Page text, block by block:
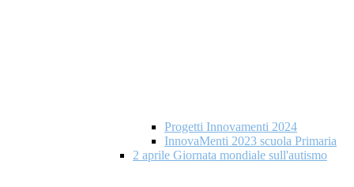
Progetti Innovamenti 2024
InnovaMenti 2023 scuola Primaria
2 aprile Giornata mondiale​ sull'autismo